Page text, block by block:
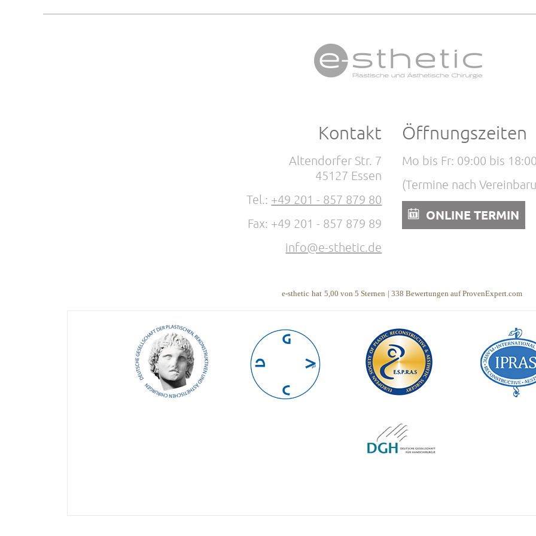
Kontakt
Altendorfer Str. 7
45127 Essen
Tel.: +49 201 - 857 879 80
Fax: +49 201 - 857 879 89
info@e-sthetic.de
Öffnungszeiten
Mo bis Fr: 09:00 bis 18:00
(Termine nach
ONLINE TERMIN
e-sthetic hat 5,00 von 5 Sternen 338 Bewertungen auf ProvenExpert.com